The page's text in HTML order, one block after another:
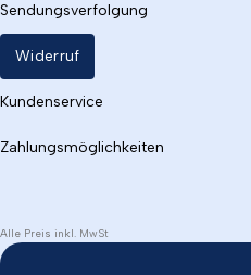
Sendungsverfolgung
Widerruf
Kundenservice
Zahlungsmöglichkeiten
Alle Preis inkl. MwSt